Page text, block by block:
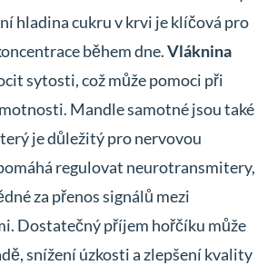
hladina cukru v krvi je klíčová pro
během dne.Vláknina
sytosti, což může pomoci při
Mandle samotné jsou také
je důležitý pro nervovou
regulovat neurotransmitery,
za přenos signálů mezi
Dostatečný příjem hořčíku může
snížení úzkosti a zlepšení kvality